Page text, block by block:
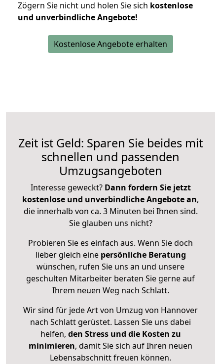
Zögern Sie nicht und holen Sie sich kostenlose
und unverbindliche Angebote!
Kostenlose Angebote erhalten
Zeit ist Geld: Sparen Sie beides mit
schnellen und passenden
Umzugsangeboten
Interesse geweckt? Dann fordern Sie jetzt
kostenlose und unverbindliche Angebote an,
die innerhalb von ca. 3 Minuten bei Ihnen sind.
Sie glauben uns nicht?
Probieren Sie es einfach aus. Wenn Sie doch
lieber gleich eine persönliche Beratung
wünschen, rufen Sie uns an und unsere
geschulten Mitarbeiter beraten Sie gerne auf
Ihrem neuen Weg nach Schlatt.
Wir sind für jede Art von Umzug von Hannover
nach Schlatt gerüstet. Lassen Sie uns dabei
helfen, den Stress und die Kosten zu
minimieren, damit Sie sich auf Ihren neuen
Lebensabschnitt freuen können.